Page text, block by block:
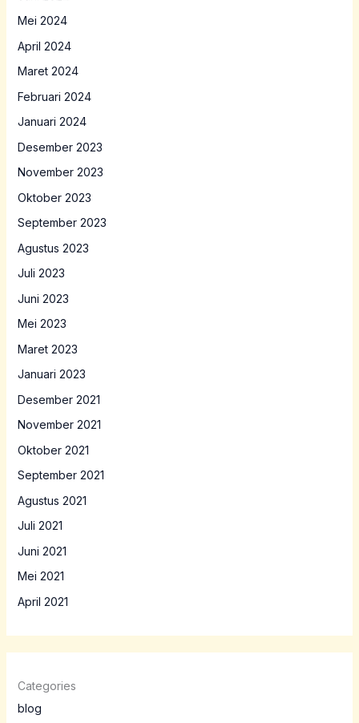
Mei 2024
April 2024
Maret 2024
Februari 2024
Januari 2024
Desember 2023
November 2023
Oktober 2023
September 2023
Agustus 2023
Juli 2023
Juni 2023
Mei 2023
Maret 2023
Januari 2023
Desember 2021
November 2021
Oktober 2021
September 2021
Agustus 2021
Juli 2021
Juni 2021
Mei 2021
April 2021
Categories
blog